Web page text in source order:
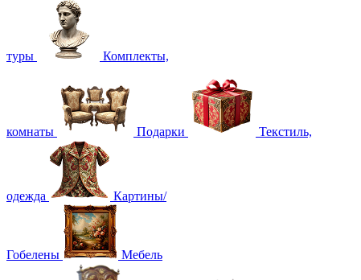
туры Комплекты,
комнаты Подарки Текстиль,
одежда Картины/
Гобелены Мебель